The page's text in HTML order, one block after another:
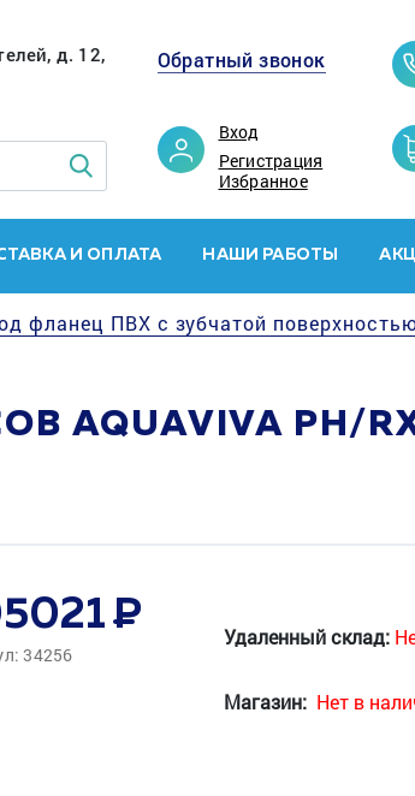
д. 12,
Обратный звонок
Вход
Регистрация
Избранное
И ОПЛАТА НАШИ РАБОТЫ
фланец ПВХ с зубчатой
PH/
34256
Удаленный склад:
Магазин: Нет в